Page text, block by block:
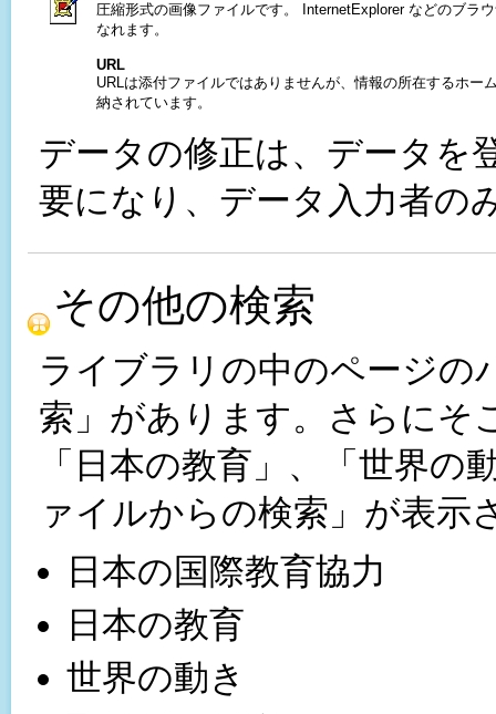
圧縮形式の画像ファイルです。 InternetExplorer などのブラ
なれます。
URL
URLは添付ファイルではありませんが、情報の所在するホー
納されています。
データの修正は、データを
要になり、データ入力者の
その他の検索
ライブラリの中のページの
索」があります。さらにそ
「日本の教育」、「世界の
ァイルからの検索」が表示
日本の国際教育協力
日本の教育
世界の動き